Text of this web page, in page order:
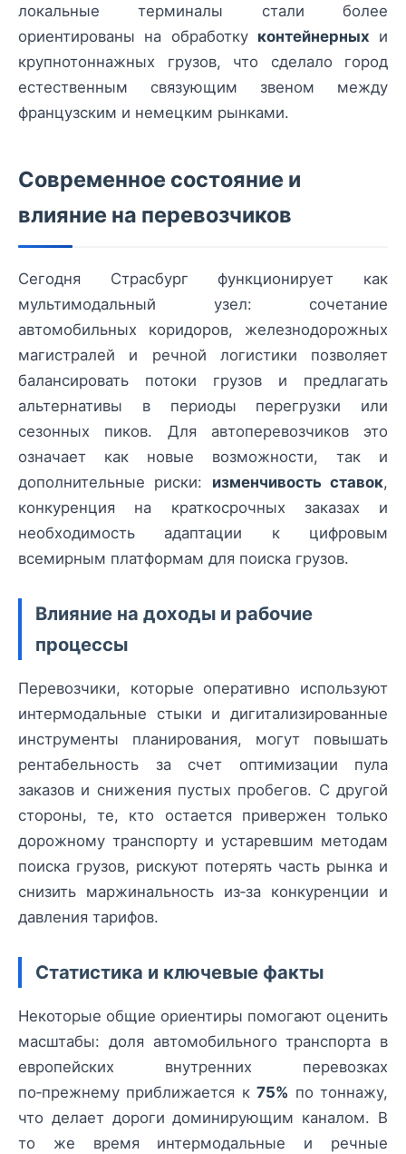
локальные терминалы стали более
ориентированы на обработку контейнерных и
крупнотоннажных грузов, что сделало город
естественным связующим звеном между
французским и немецким рынками.
Современное состояние и
влияние на перевозчиков
Сегодня Страсбург функционирует как
мультимодальный узел: сочетание
автомобильных коридоров, железнодорожных
магистралей и речной логистики позволяет
балансировать потоки грузов и предлагать
альтернативы в периоды перегрузки или
сезонных пиков. Для автоперевозчиков это
означает как новые возможности, так и
дополнительные риски: изменчивость ставок,
конкуренция на краткосрочных заказах и
необходимость адаптации к цифровым
всемирным платформам для поиска грузов.
Влияние на доходы и рабочие
процессы
Перевозчики, которые оперативно используют
интермодальные стыки и дигитализированные
инструменты планирования, могут повышать
рентабельность за счет оптимизации пула
заказов и снижения пустых пробегов. С другой
стороны, те, кто остается привержен только
дорожному транспорту и устаревшим методам
поиска грузов, рискуют потерять часть рынка и
снизить маржинальность из‑за конкуренции и
давления тарифов.
Статистика и ключевые факты
Некоторые общие ориентиры помогают оценить
масштабы: доля автомобильного транспорта в
европейских внутренних перевозках
по‑прежнему приближается к75% по тоннажу,
что делает дороги доминирующим каналом. В
то же время интермодальные и речные